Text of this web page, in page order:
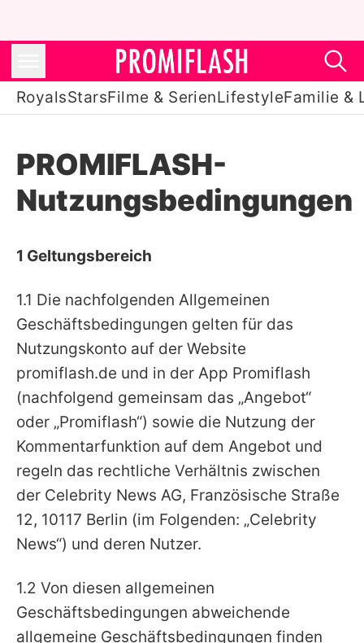
RoyalsStarsFilme & SerienLifestyleFamilie &
Filme & Serien
Promiflash Exklusiv
Alle Themen auf Promiflash
Jobs
App runterladen
Team
Redaktionelle Richtlinien
Impressum
Datenschutzerklärung
Nutzungsbedingungen
PROMIFLASH-
Nutzungsbedingungen
1 Geltungsbereich
1.1 Die nachfolgenden Allgemeinen
Geschäftsbedingungen gelten für das
Nutzungskonto auf der Website
promiflash.de und in der App Promiflash
(nachfolgend gemeinsam das „Angebot“
oder „Promiflash“) sowie die Nutzung der
Kommentarfunktion auf dem Angebot und
regeln das rechtliche Verhältnis zwischen
der Celebrity News AG, Französische Straße
12, 10117 Berlin (im Folgenden: „Celebrity
News“) und deren Nutzer.
1.2 Von diesen allgemeinen
Geschäftsbedingungen abweichende
allgemeine Geschäftsbedingungen finden